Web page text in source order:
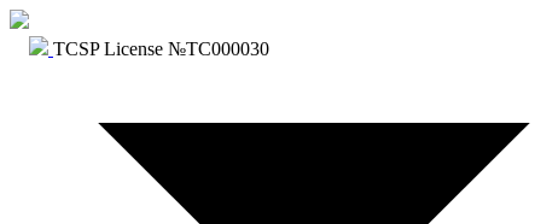
TCSP License №TC000030